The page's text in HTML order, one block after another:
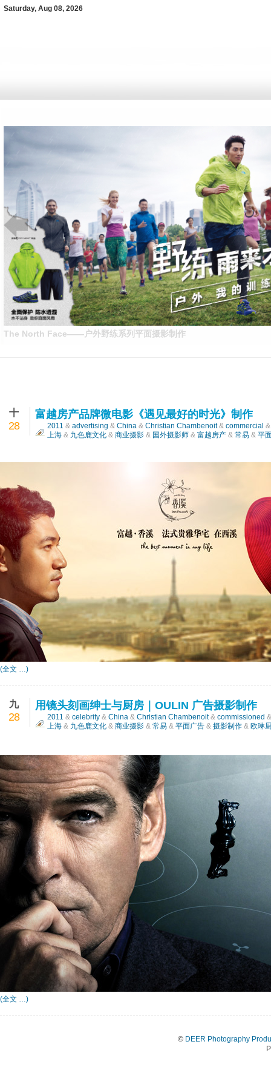
Saturday, Aug 08, 2026
The North Face——户外野练系列平面摄影制作
十
28
富越房产品牌微电影《遇见最好的时光》制作
2011 & advertising & China & Christian Chambenoit& commercial
上海 & 九色鹿文化 & 商业摄影 & 国外摄影师 & 富越房产 & 常易 & 平
(全文 …)
九
28
用镜头刻画绅士与厨房｜OULIN 广告摄影制作
2011 & celebrity & China & Christian Chambenoit& commissioned
上海 & 九色鹿文化 & 商业摄影 & 常易 & 平面广告 & 摄影制作 & 欧琳
(全文 …)
© DEER Photography